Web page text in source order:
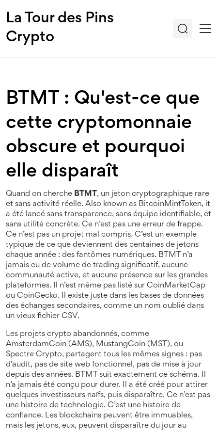
La Tour des Pins
Crypto
BTMT : Qu'est-ce que
cette cryptomonnaie
obscure et pourquoi
elle disparaît
Quand on cherche BTMT , un jeton cryptographique rare
et sans activité réelle. Also known as BitcoinMintToken, it
a été lancé sans transparence, sans équipe identifiable, et
sans utilité concrète. Ce n’est pas une erreur de frappe.
Ce n’est pas un projet mal compris. C’est un exemple
typique de ce que deviennent des centaines de jetons
chaque année : des fantômes numériques. BTMT n’a
jamais eu de volume de trading significatif, aucune
communauté active, et aucune présence sur les grandes
plateformes. Il n’est même pas listé sur CoinMarketCap
ou CoinGecko. Il existe juste dans les bases de données
des échanges secondaires, comme un nom oublié dans
un vieux fichier CSV.
Les projets crypto abandonnés, comme
AmsterdamCoin (AMS), MustangCoin (MST), ou
Spectre Crypto, partagent tous les mêmes signes : pas
d’audit, pas de site web fonctionnel, pas de mise à jour
depuis des années. BTMT suit exactement ce schéma. Il
n’a jamais été conçu pour durer. Il a été créé pour attirer
quelques investisseurs naïfs, puis disparaître. Ce n’est pas
une histoire de technologie. C’est une histoire de
confiance. Les blockchains peuvent être immuables,
mais les jetons, eux, peuvent disparaître du jour au